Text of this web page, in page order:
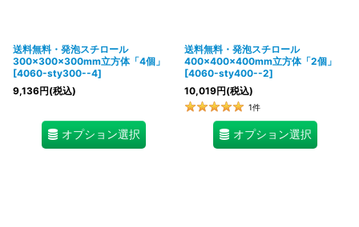
送料無料・発泡スチロール
300×300×300mm立方体「4個」
[4060-sty300--4]
9,136円(税込)
オプション選択
送料無料・発泡スチロール
400×400×400mm立方体「2個」
[4060-sty400--2]
10,019円(税込)
1件
オプション選択